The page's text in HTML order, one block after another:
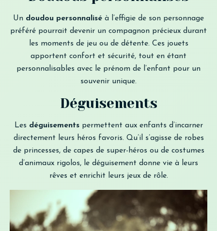
Un doudou personnalisé à l’effigie de son personnage
préféré pourrait devenir un compagnon précieux durant
les moments de jeu ou de détente. Ces jouets
apportent confort et sécurité, tout en étant
personnalisables avec le prénom de l’enfant pour un
souvenir unique.
Déguisements
Les déguisementspermettent aux enfants d’incarner
directement leurs héros favoris. Qu’il s’agisse de robes
de princesses, de capes de super-héros ou de costumes
d’animaux rigolos, le déguisement donne vie à leurs
rêves et enrichit leurs jeux de rôle.